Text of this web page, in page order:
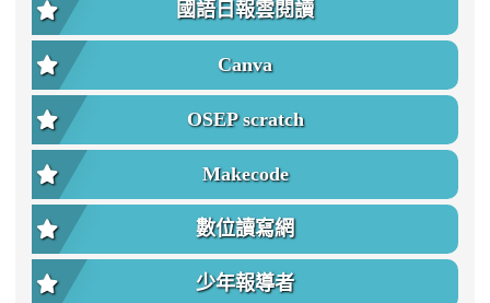
國語日報雲閱讀
Canva
OSEP scratch
Makecode
數位讀寫網
少年報導者